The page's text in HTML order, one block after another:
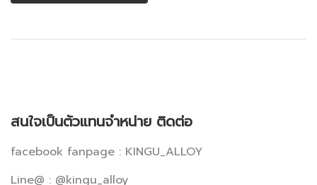
สนใจเป็นตัวแทนจำหน่าย ติดต่อ
facebook fanpage : KINGU_ALLOY
Line@ : @kingu_alloy